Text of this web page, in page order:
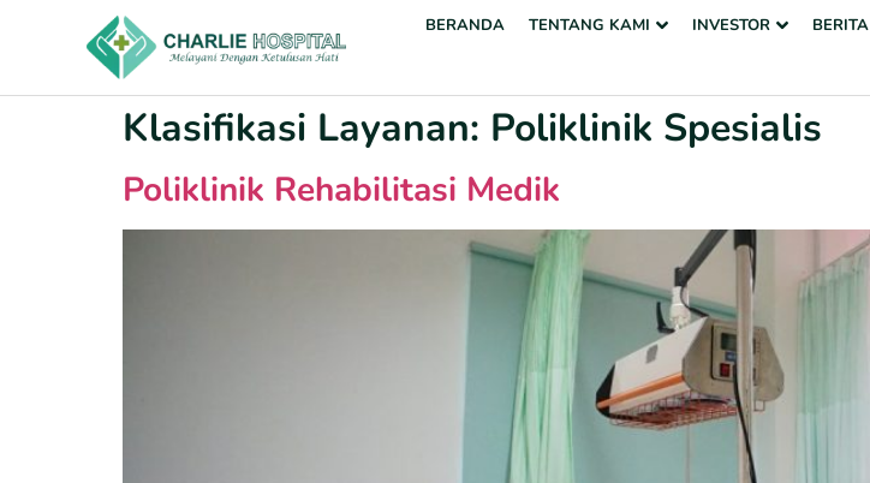
BERANDA TENTANG KAMI INVESTOR BERITA
Klasifikasi Layanan: Poliklinik Spesialis
Poliklinik Rehabilitasi Medik